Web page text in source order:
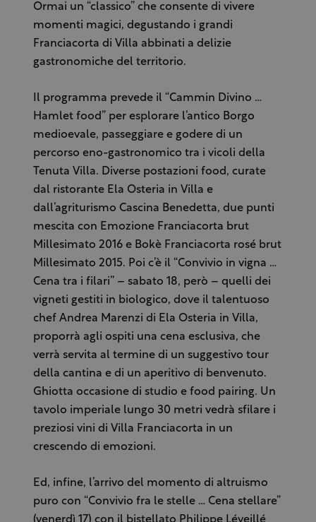
Ormai un “classico” che consente di vivere
momenti magici, degustando i grandi
Franciacorta di Villa abbinati a delizie
gastronomiche del territorio.
Il programma prevede il “Cammin Divino …
Hamlet food” per esplorare l’antico Borgo
medioevale, passeggiare e godere di un
percorso eno-gastronomico tra i vicoli della
Tenuta Villa. Diverse postazioni food, curate
dal ristorante Ela Osteria in Villa e
dall’agriturismo Cascina Benedetta, due punti
mescita con Emozione Franciacorta brut
Millesimato 2016 e Bokè Franciacorta rosé brut
Millesimato 2015. Poi c’è il “Convivio in vigna …
Cena tra i filari” – sabato 18, però – quelli dei
vigneti gestiti in biologico, dove il talentuoso
chef Andrea Marenzi di Ela Osteria in Villa,
proporrà agli ospiti una cena esclusiva, che
verrà servita al termine di un suggestivo tour
della cantina e di un aperitivo di benvenuto.
Ghiotta occasione di studio e food pairing. Un
tavolo imperiale lungo 30 metri vedrà sfilare i
preziosi vini di Villa Franciacorta in un
crescendo di emozioni.
Ed, infine, l’arrivo del momento di altruismo
puro con “Convivio fra le stelle … Cena stellare”